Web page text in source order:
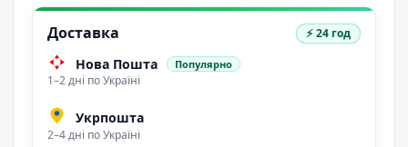
Доставка ⚡ 24 год
Нова Пошта Популярно
1–2 дні по Україні
Укрпошта
2–4 дні по Україні